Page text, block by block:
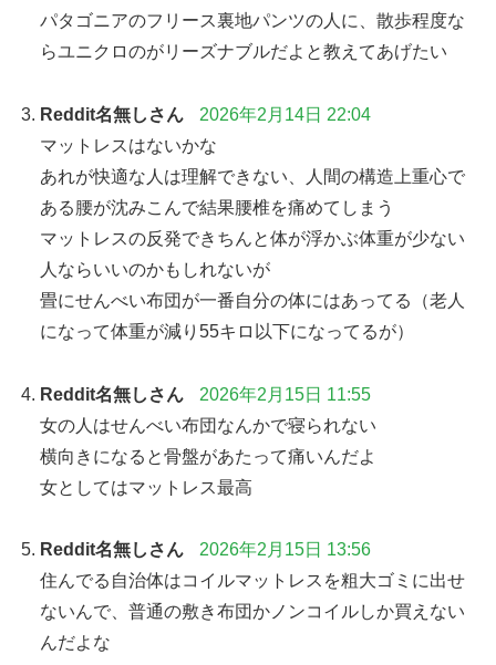
パタゴニアのフリース裏地パンツの人に、散歩程度な
らユニクロのがリーズナブルだよと教えてあげたい
Reddit名無しさん
2026年2月14日 22:04
マットレスはないかな
あれが快適な人は理解できない、人間の構造上重心で
ある腰が沈みこんで結果腰椎を痛めてしまう
マットレスの反発できちんと体が浮かぶ体重が少ない
人ならいいのかもしれないが
畳にせんべい布団が一番自分の体にはあってる（老人
になって体重が減り55キロ以下になってるが）
Reddit名無しさん
2026年2月15日 11:55
女の人はせんべい布団なんかで寝られない
横向きになると骨盤があたって痛いんだよ
女としてはマットレス最高
Reddit名無しさん
2026年2月15日 13:56
住んでる自治体はコイルマットレスを粗大ゴミに出せ
ないんで、普通の敷き布団かノンコイルしか買えない
んだよな